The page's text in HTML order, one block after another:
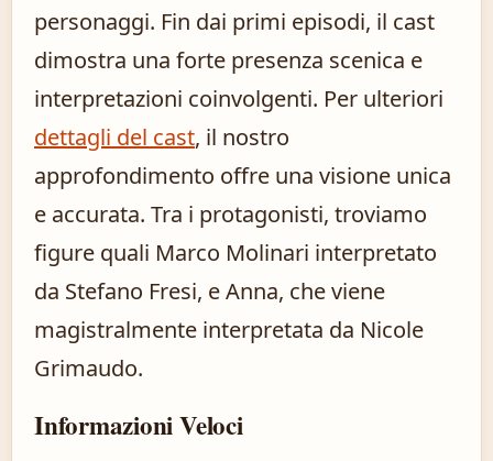
personaggi. Fin dai primi episodi, il cast
dimostra una forte presenza scenica e
interpretazioni coinvolgenti. Per ulteriori
dettagli del cast, il nostro
approfondimento offre una visione unica
e accurata. Tra i protagonisti, troviamo
figure quali Marco Molinari interpretato
da Stefano Fresi, e Anna, che viene
magistralmente interpretata da Nicole
Grimaudo.
Informazioni Veloci